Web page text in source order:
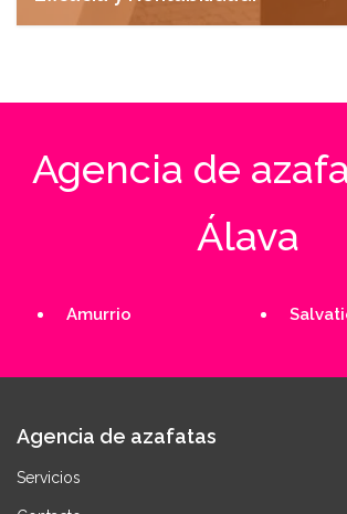
Agencia de
Álava
Amurrio
Agencia de azafatas
Servicios